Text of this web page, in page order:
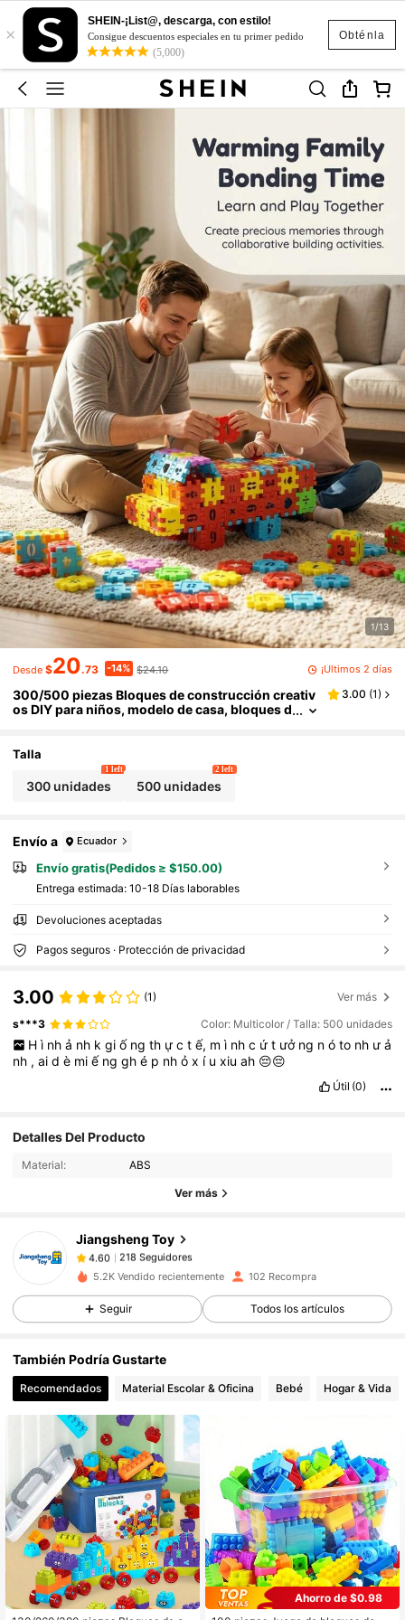
Obténla
×
SHEIN-¡List@, descarga, con estilo!
Consigue descuentos especiales en tu primer pedido
(5,000)
1/13
Desde $20.73 -14% $24.10 ¡Últimos 2 días
300/500 piezas Bloques de construcción creativ
os DIY para niños, modelo de casa, bloques d
ano-ojo, interacción padres-hijos, juguete educa
tivo, regalo para niños y niñas de 3-12 años, rega
lo de cumpleaños
3.00 (1)
Talla
300 unidades
1 left
500 unidades
2 left
Envío a Ecuador
Envío gratis(Pedidos ≥ $150.00)
Entrega estimada: 10-18 Días laborables
Devoluciones aceptadas
Pagos seguros · Protección de privacidad
3.00 (1) Ver más
s***3 Color: Multicolor / Talla: 500 unidades
Hì nh ả nh k gi ố ng th ự c t ế, mì nh c ứ t ưở ng n ó to nh ư ả
nh ,aidè miế ngghé p nhỏx í uxiuah 😔😔
Útil (0)
Detalles Del Producto
Material: ABS
Ver más
Jiangsheng Toy
4.60 218 Seguidores
218 Seguidores
218 Seguidores
4.60 218 Seguidores
218 Seguidores
4.60
4.60 218 Seguidores
5.2K Vendido recientemente 102 Recompra
Seguir Todos los artículos
También Podría Gustarte
Recomendados Material Escolar & Oficina Bebé Hogar & Vida
Ahorro de $0.98